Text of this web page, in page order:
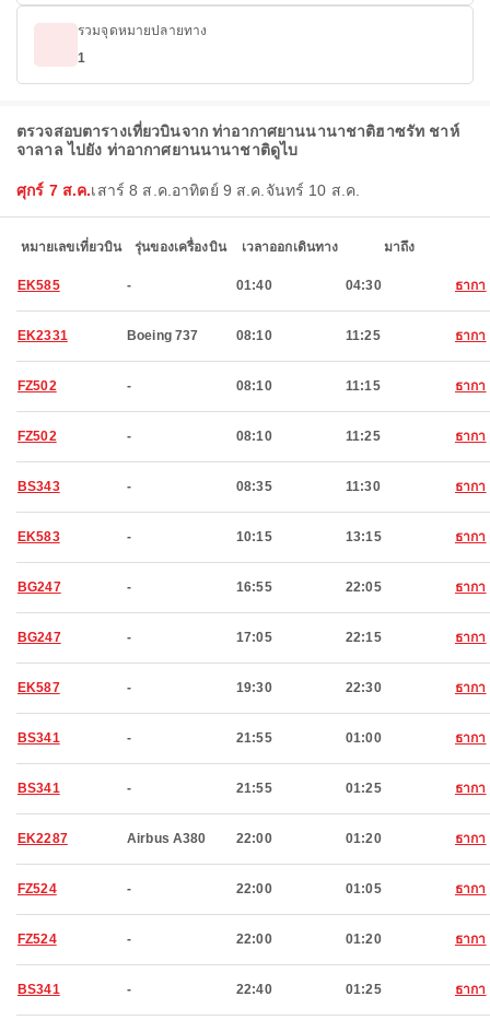
รวมจุดหมายปลายทาง
1
ตรวจสอบตารางเที่ยวบินจาก ท่าอากาศยานนานาชาติฮาซรัท ชาห์
จาลาล ไปยัง ท่าอากาศยานนานาชาติดูไบ
ศุกร์ 7 ส.ค.เสาร์ 8 ส.ค. อาทิตย์ 9 ส.ค. จันทร์ 10 ส.ค.
หมายเลขเที่ยวบิน รุ่นของเครื่องบิน เวลาออกเดินทาง มาถึง
EK585 - 01:40 04:30 ธากา
EK2331 Boeing 737 08:10 11:25 ธากา
FZ502 - 08:10 11:15 ธากา
FZ502 - 08:10 11:25 ธากา
BS343 - 08:35 11:30 ธากา
EK583 - 10:15 13:15 ธากา
BG247 - 16:55 22:05 ธากา
BG247 - 17:05 22:15 ธากา
EK587 - 19:30 22:30 ธากา
BS341 - 21:55 01:00 ธากา
BS341 - 21:55 01:25 ธากา
EK2287 Airbus A380 22:00 01:20 ธากา
FZ524 - 22:00 01:05 ธากา
FZ524 - 22:00 01:20 ธากา
BS341 - 22:40 01:25 ธากา